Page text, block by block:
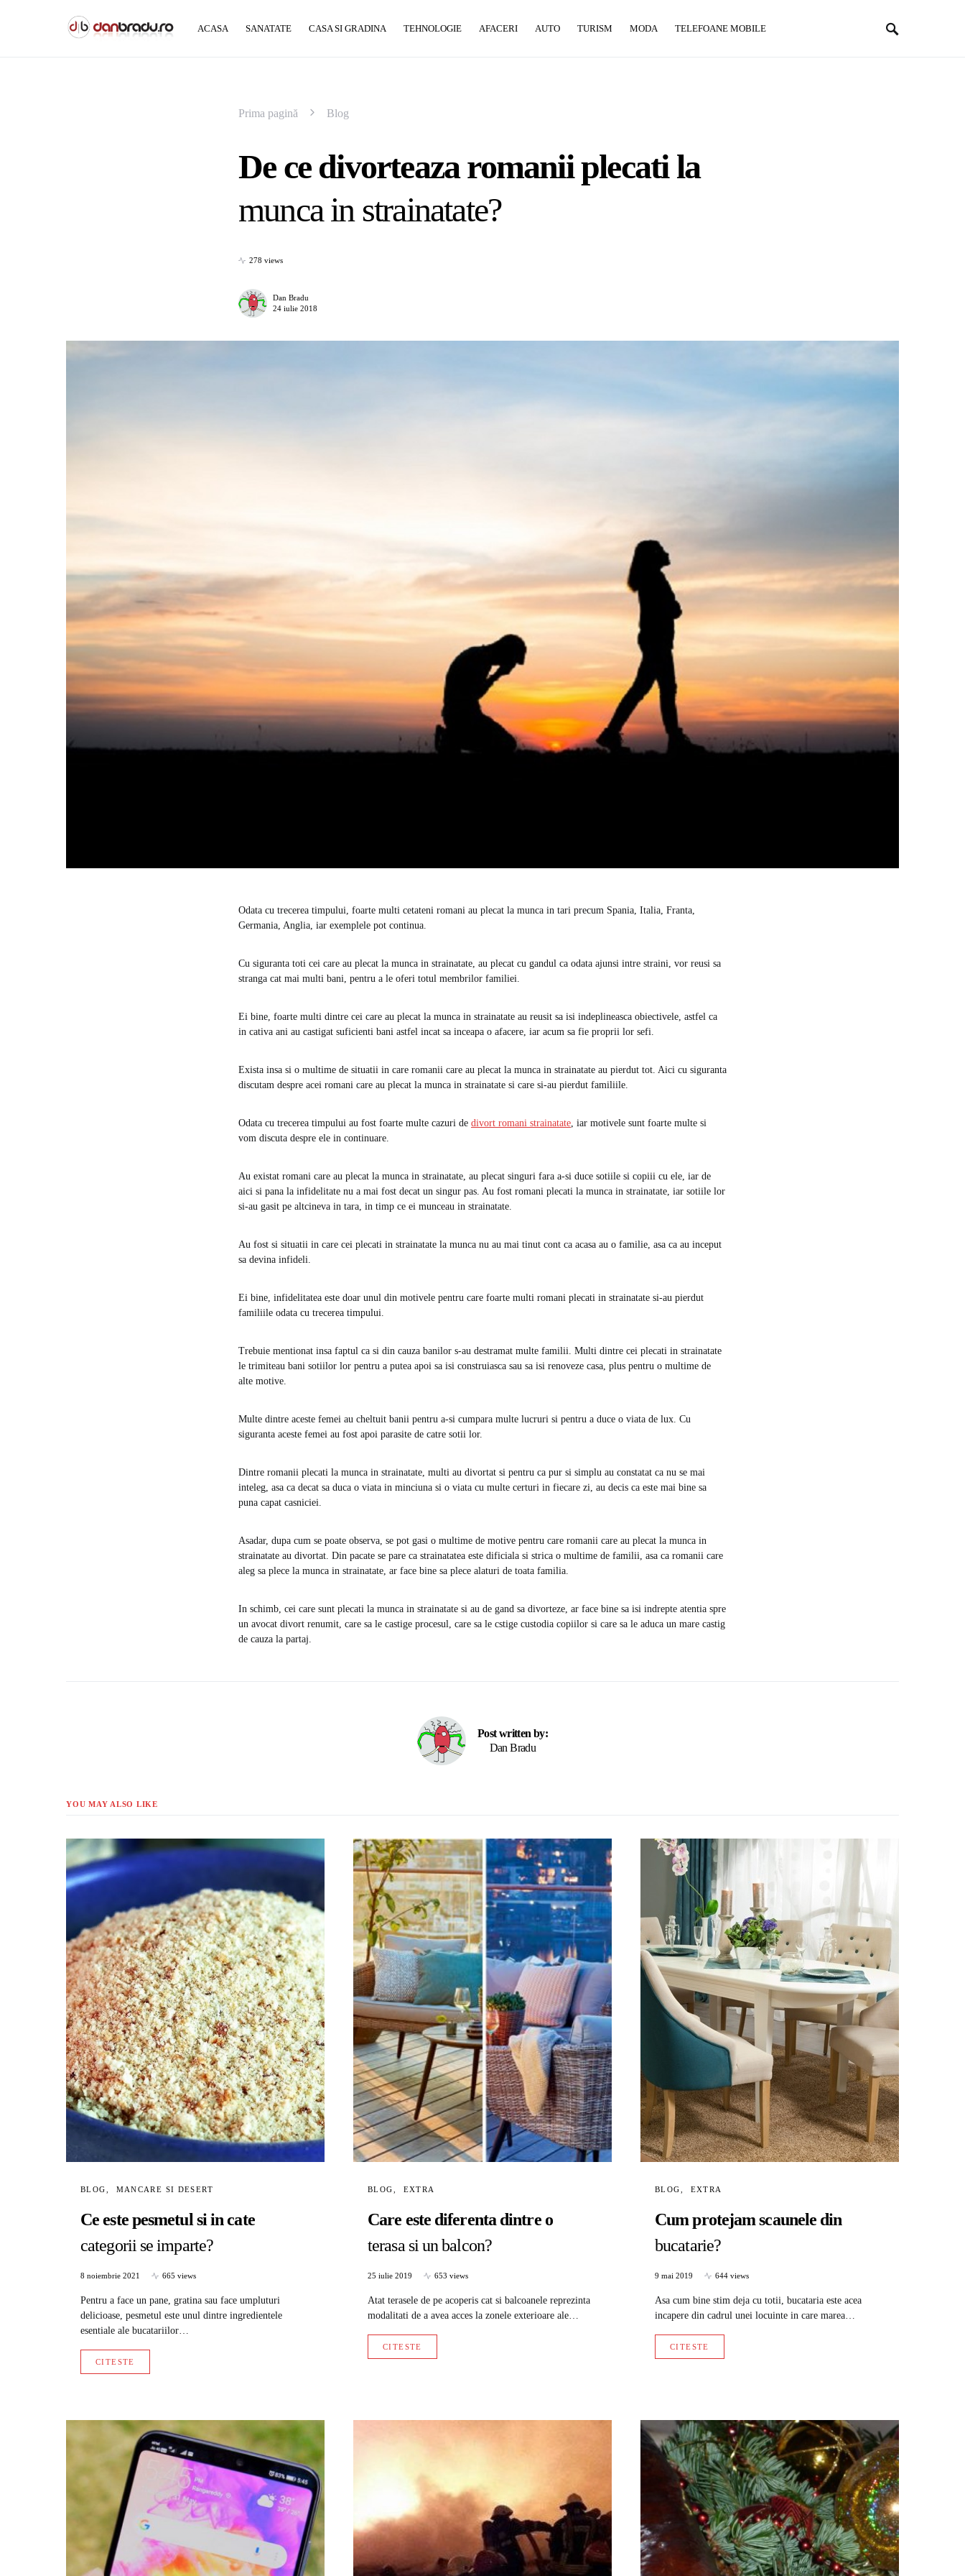
ACASA SANATATE CASA SI GRADINA TEHNOLOGIE AFACERI AUTO TURISM MODA TELEFOANE MOBILE
Prima pagină Blog
De ce divorteaza romanii plecati la
munca in strainatate?
278 views
Dan Bradu
24 iulie 2018
Odata cu trecerea timpului, foarte multi cetateni romani au plecat la munca in tari precum Spania, Italia, Franta,
Germania, Anglia, iar exemplele pot continua.
Cu siguranta toti cei care au plecat la munca in strainatate, au plecat cu gandul ca odata ajunsi intre straini, vor reusi sa
stranga cat mai multi bani, pentru a le oferi totul membrilor familiei.
Ei bine, foarte multi dintre cei care au plecat la munca in strainatate au reusit sa isi indeplineasca obiectivele, astfel ca
in cativa ani au castigat suficienti bani astfel incat sa inceapa o afacere, iar acum sa fie proprii lor sefi.
Exista insa si o multime de situatii in care romanii care au plecat la munca in strainatate au pierdut tot. Aici cu siguranta
discutam despre acei romani care au plecat la munca in strainatate si care si-au pierdut familiile.
Odata cu trecerea timpului au fost foarte multe cazuri de divort romani strainatate, iar motivele sunt foarte multe si
vom discuta despre ele in continuare.
Au existat romani care au plecat la munca in strainatate, au plecat singuri fara a-si duce sotiile si copiii cu ele, iar de
aici si pana la infidelitate nu a mai fost decat un singur pas. Au fost romani plecati la munca in strainatate, iar sotiile lor
si-au gasit pe altcineva in tara, in timp ce ei munceau in strainatate.
Au fost si situatii in care cei plecati in strainatate la munca nu au mai tinut cont ca acasa au o familie, asa ca au inceput
sa devina infideli.
Ei bine, infidelitatea este doar unul din motivele pentru care foarte multi romani plecati in strainatate si-au pierdut
familiile odata cu trecerea timpului.
Trebuie mentionat insa faptul ca si din cauza banilor s-au destramat multe familii. Multi dintre cei plecati in strainatate
le trimiteau bani sotiilor lor pentru a putea apoi sa isi construiasca sau sa isi renoveze casa, plus pentru o multime de
alte motive.
Multe dintre aceste femei au cheltuit banii pentru a-si cumpara multe lucruri si pentru a duce o viata de lux. Cu
siguranta aceste femei au fost apoi parasite de catre sotii lor.
Dintre romanii plecati la munca in strainatate, multi au divortat si pentru ca pur si simplu au constatat ca nu se mai
inteleg, asa ca decat sa duca o viata in minciuna si o viata cu multe certuri in fiecare zi, au decis ca este mai bine sa
puna capat casniciei.
Asadar, dupa cum se poate observa, se pot gasi o multime de motive pentru care romanii care au plecat la munca in
strainatate au divortat. Din pacate se pare ca strainatatea este dificiala si strica o multime de familii, asa ca romanii care
aleg sa plece la munca in strainatate, ar face bine sa plece alaturi de toata familia.
In schimb, cei care sunt plecati la munca in strainatate si au de gand sa divorteze, ar face bine sa isi indrepte atentia spre
un avocat divort renumit, care sa le castige procesul, care sa le cstige custodia copiilor si care sa le aduca un mare castig
de cauza la partaj.
Post written by:
Dan Bradu
YOU MAY ALSO LIKE
BLOG MANCARE SI DESERT
Ce este pesmetul si in cate
categorii se imparte?
8 noiembrie 2021 665 views
Pentru a face un pane, gratina sau face umpluturi
delicioase, pesmetul este unul dintre ingredientele
esentiale ale bucatariilor…
CITESTE
BLOG EXTRA
Care este diferenta dintre o
terasa si un balcon?
25 iulie 2019 653 views
Atat terasele de pe acoperis cat si balcoanele reprezinta
modalitati de a avea acces la zonele exterioare ale…
CITESTE
BLOG EXTRA
Cum protejam scaunele din
bucatarie?
9 mai 2019 644 views
Asa cum bine stim deja cu totii, bucataria este acea
incapere din cadrul unei locuinte in care marea…
CITESTE